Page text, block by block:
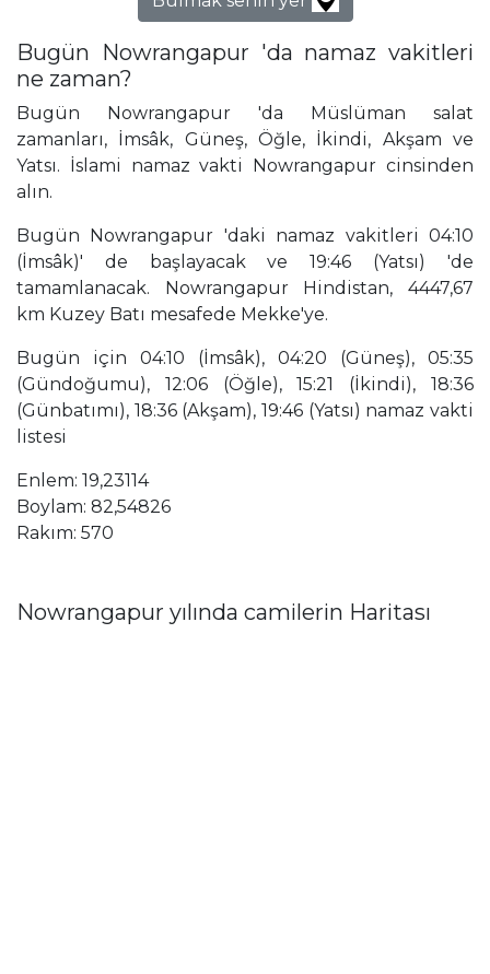
Bugün Nowrangapur 'da namaz vakitleri
ne zaman?
Bugün Nowrangapur 'da Müslüman salat
zamanları, İmsâk, Güneş, Öğle, İkindi, Akşam ve
Yatsı. İslami namaz vakti Nowrangapur cinsinden
alın.
Bugün Nowrangapur 'daki namaz vakitleri 04:10
(İmsâk)' de başlayacak ve 19:46 (Yatsı) 'de
tamamlanacak. Nowrangapur Hindistan, 4447,67
km Kuzey Batı mesafede Mekke'ye.
Bugün için 04:10 (İmsâk), 04:20 (Güneş), 05:35
(Gündoğumu), 12:06 (Öğle), 15:21 (İkindi), 18:36
(Günbatımı), 18:36 (Akşam), 19:46 (Yatsı) namaz vakti
listesi
Enlem: 19,23114
Boylam: 82,54826
Rakım: 570
Nowrangapur yılında camilerin Haritası